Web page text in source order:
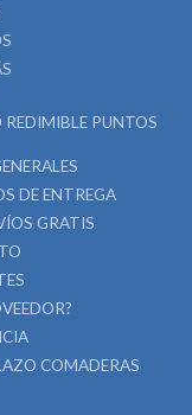
PUNTOS
DE ENTREGA
GRATIS
COMADERAS